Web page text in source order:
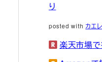
り
posted with カエ
楽天市場